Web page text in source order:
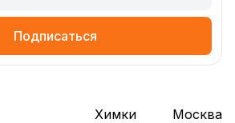
Подписаться
Химки Москва